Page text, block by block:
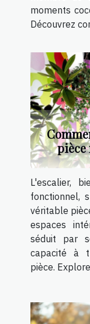
moments
Découvrez
pièce
L'escalier,
fonctionnel,
véritable
espaces
séduit par
capacité à
pièce.